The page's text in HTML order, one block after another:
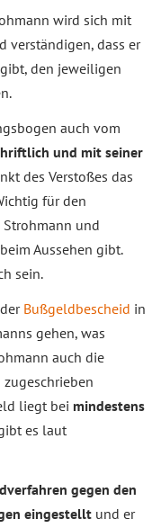
wird sich mit
verständigen, dass er
den jeweiligen
auch vom
und mit seiner
des Verstoßes das
für den
Strohmann und
Aussehen gibt.
sein.
Bußgeldbescheid in
gehen, was
auch die
liegt bei mindestens
es laut
gegen den
eingestellt und er